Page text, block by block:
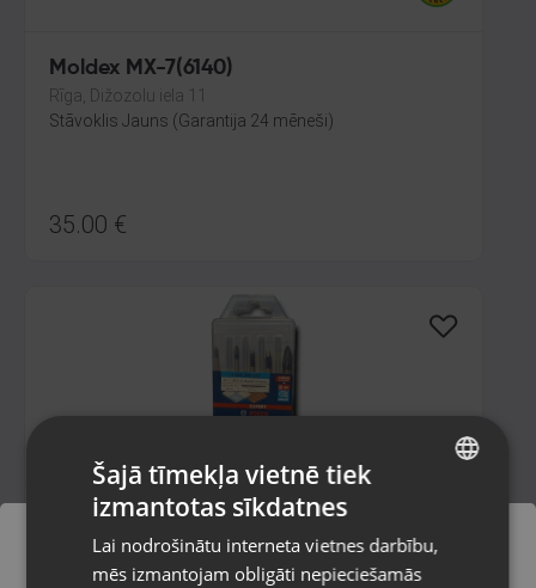
Moldex MX-7(6140)
Rīga, Dižozolu iela 11
Stāvoklis Jauns (Garantija 24 mēneši)
35.00 €
Bosch
Valka, Raiņa iela 12 k-601
Stāvoklis Jauns (Garantija 24 mēneši)
RUSSIAN
Šajā tīmekļa vietnē tiek
izmantotas sīkdatnes
Lai nodrošinātu interneta vietnes darbību,
mēs izmantojam obligāti nepieciešamās